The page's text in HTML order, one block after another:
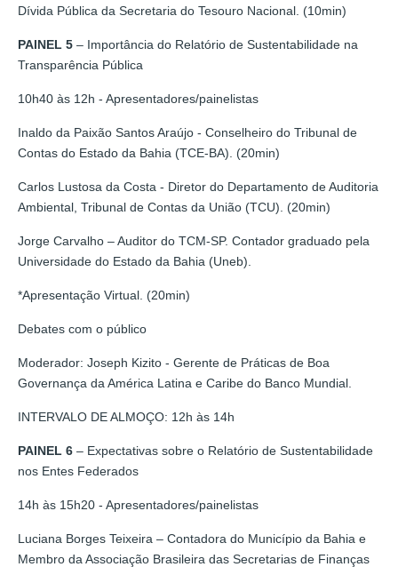
Dívida Pública da Secretaria do Tesouro Nacional. (10min)
PAINEL 5 – Importância do Relatório de Sustentabilidade na
Transparência Pública
10h40 às 12h - Apresentadores/painelistas
Inaldo da Paixão Santos Araújo - Conselheiro do Tribunal de
Contas do Estado da Bahia (TCE-BA). (20min)
Carlos Lustosa da Costa - Diretor do Departamento de Auditoria
Ambiental, Tribunal de Contas da União (TCU). (20min)
Jorge Carvalho – Auditor do TCM-SP. Contador graduado pela
Universidade do Estado da Bahia (Uneb).
*Apresentação Virtual. (20min)
Debates com o público
Moderador: Joseph Kizito - Gerente de Práticas de Boa
Governança da América Latina e Caribe do Banco Mundial.
INTERVALO DE ALMOÇO: 12h às 14h
PAINEL 6 – Expectativas sobre o Relatório de Sustentabilidade
nos Entes Federados
14h às 15h20 - Apresentadores/painelistas
Luciana Borges Teixeira – Contadora do Município da Bahia e
Membro da Associação Brasileira das Secretarias de Finanças